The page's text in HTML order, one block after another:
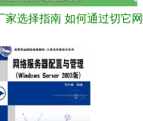
家选择指南 如何通过切它网